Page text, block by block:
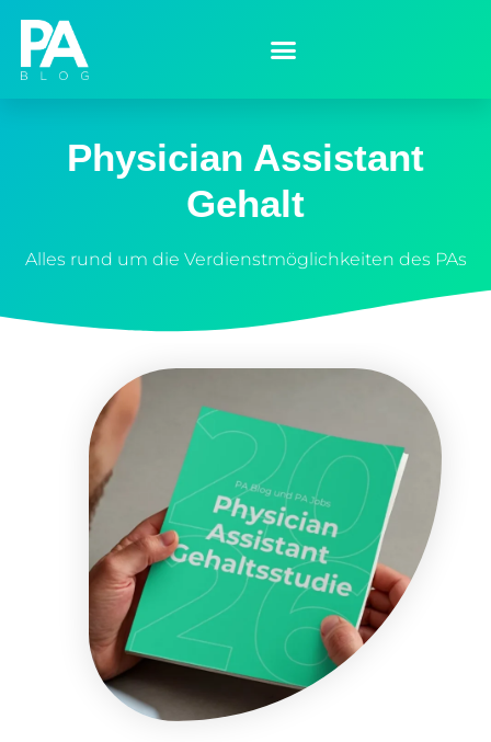
Physician Assistant
Gehalt
Alles rund um die Verdienstmöglichkeiten des PAs